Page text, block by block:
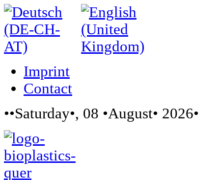
Imprint
Contact
••Saturday•, 08 •August• 2026•